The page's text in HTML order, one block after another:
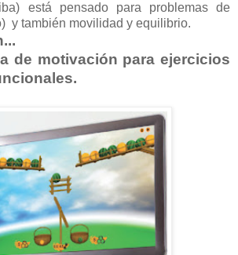
está pensado para problemas de
y también movilidad y equilibrio.
de motivación para ejercicios